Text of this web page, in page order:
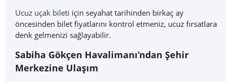
Ucuz uçak bileti için seyahat tarihinden birkaç ay
öncesinden bilet fiyatlarını kontrol etmeniz, ucuz fırsatlara
denk gelmenizi sağlayabilir.
Sabiha Gökçen Havalimanı’ndan Şehir
Merkezine Ulaşım